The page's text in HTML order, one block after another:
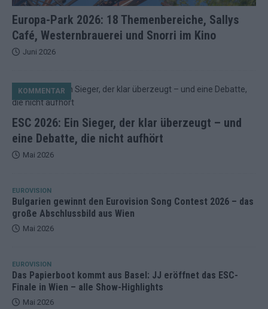
Europa-Park 2026: 18 Themenbereiche, Sallys
Café, Westernbrauerei und Snorri im Kino
Juni 2026
ESC 2026: Ein Sieger, der klar überzeugt – und
eine Debatte, die nicht aufhört
KOMMENTAR
Mai 2026
EUROVISION
Bulgarien gewinnt den Eurovision Song Contest 2026 – das
große Abschlussbild aus Wien
Mai 2026
EUROVISION
Das Papierboot kommt aus Basel: JJ eröffnet das ESC-
Finale in Wien – alle Show-Highlights
Mai 2026